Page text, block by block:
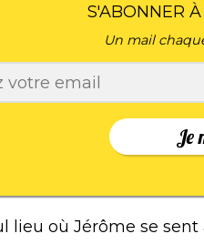
S'ABONNER
Un mail
Je
lieu où Jérôme se sent